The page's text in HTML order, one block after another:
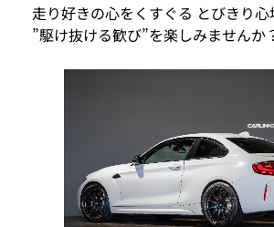
走り好きの心をくすぐる とびきり心
”駆け抜ける歓び”を楽しみませんか